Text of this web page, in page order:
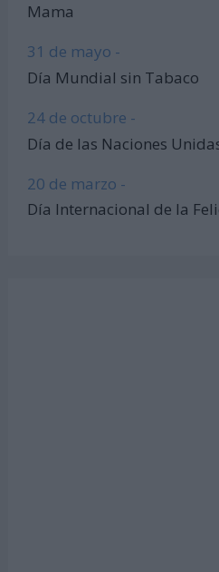
Mama
31 de mayo -
Día Mundial sin Tabaco
24 de octubre -
Día de las Naciones
20 de marzo -
Día Internacional de la